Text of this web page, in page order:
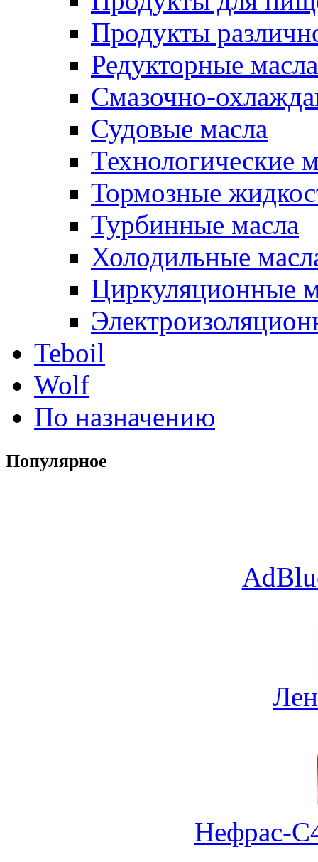
Продукты
Редукторные масла
Смазочно-
Судовые масла
Технологические
Тормозные
Турбинные масла
Холодильные
Циркуляционные
Teboil
Wolf
По назначению
Популярное
Нефрас-